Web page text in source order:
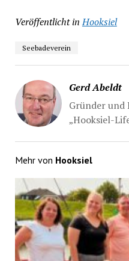
Veröffentlicht in Hooksiel
Seebadeverein
Gerd Abeldt
Gründer und
„Hooksiel-
Mehr von Hooksiel